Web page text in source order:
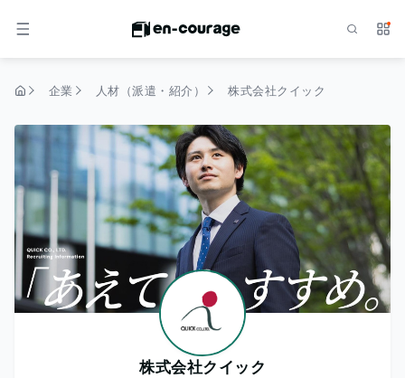
メニュー サ
企業 人材（派遣・紹介） 株式会社クイック
株式会社クイック